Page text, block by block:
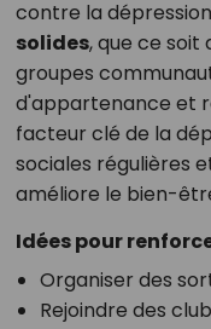
contre la
solides, que ce soit
groupes
d'appartenance et
facteur clé de la
sociales régulières
améliore le bien-
Idées pour
Organiser des
Rejoindre des